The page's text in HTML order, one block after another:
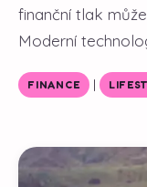
finanční tlak
Moderní
FINANCE |